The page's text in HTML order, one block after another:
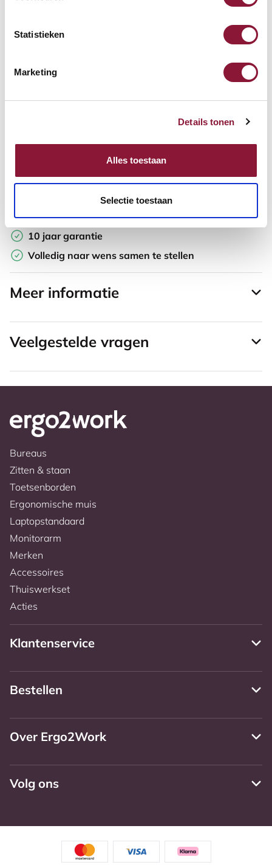
Statistieken
Marketing
Details tonen
Alles toestaan
Selectie toestaan
Opzoek naar een offerte op maat? Maak je werkplek compleet
Toevoegen aan vergelijker
Laagste Prijsgarantie
Gratis verzending
10 jaar garantie
Volledig naar wens samen te stellen
Meer informatie
Veelgestelde vragen
Bureaus
Zitten & staan
Toetsenborden
Ergonomische muis
Laptopstandaard
Monitorarm
Merken
Accessoires
Thuiswerkset
Acties
Klantenservice
Bestellen
Over Ergo2Work
Volg ons